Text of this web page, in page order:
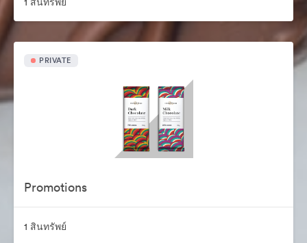
PRIVATE
Promotions
1 สินทรัพย์